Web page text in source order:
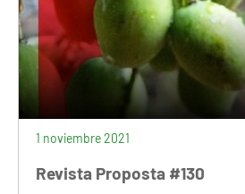
1 noviembre 2021
Revista Proposta #130